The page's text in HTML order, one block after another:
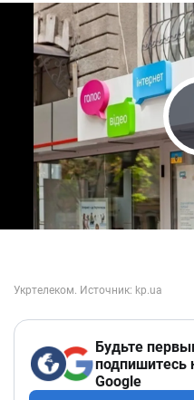
Будьте
подпишитесь
Google